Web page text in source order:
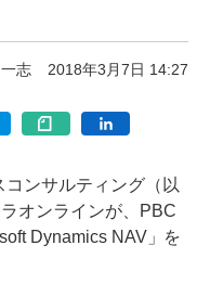
志 2018年3月7日 14:27
ンサルティング（以
オンラインが、PBC
Dynamics NAV」を